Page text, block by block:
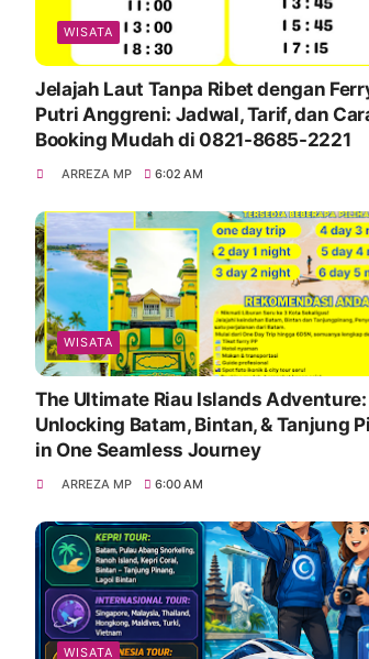
WISATA
Jelajah Laut Tanpa Ribet dengan
Putri Anggreni: Jadwal, Tarif, dan
Booking Mudah di 0821-8685-2221
ARREZA MP 6:02 AM
WISATA
The Ultimate Riau Islands Adventure:
Unlocking Batam, Bintan, & Tanjung
in One Seamless Journey
ARREZA MP 6:00 AM
WISATA